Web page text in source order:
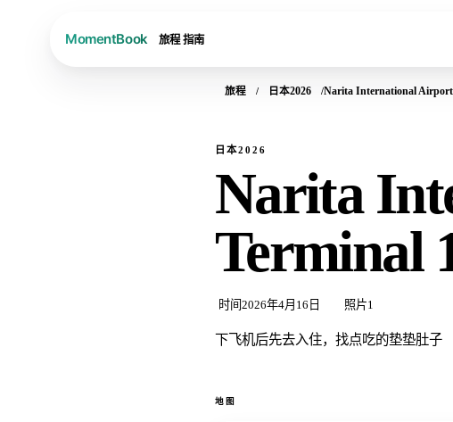
旅程指南
旅程 日本2026 Narita International
日本2026
Narita
Terminal
时间 2026年4月16日 照片1
下飞机后先去入住，找点吃的垫垫肚子
地图